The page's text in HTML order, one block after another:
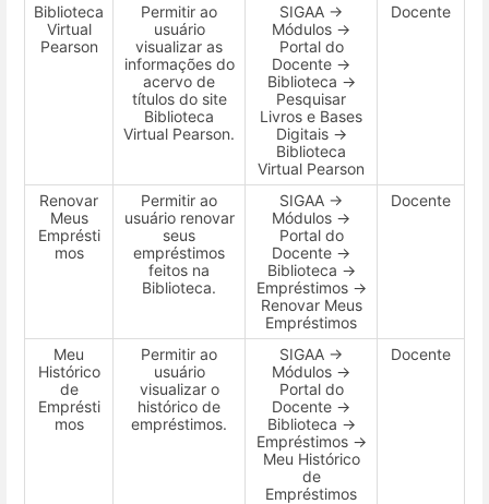
Biblioteca
Virtual
Pearson
Permitir ao
usuário
visualizar as
informações do
acervo de
títulos do site
Biblioteca
Virtual Pearson.
SIGAA →
Módulos →
Portal do
Docente →
Biblioteca →
Pesquisar
Livros e Bases
Digitais →
Biblioteca
Virtual Pearson
Docente
Renovar
Meus
Emprésti
mos
Permitir ao
usuário renovar
seus
empréstimos
feitos na
Biblioteca.
SIGAA →
Módulos →
Portal do
Docente →
Biblioteca →
Empréstimos →
Renovar Meus
Empréstimos
Docente
Meu
Histórico
de
Emprésti
mos
Permitir ao
usuário
visualizar o
histórico de
empréstimos.
SIGAA →
Módulos →
Portal do
Docente →
Biblioteca →
Empréstimos →
Meu Histórico
de
Empréstimos
Docente